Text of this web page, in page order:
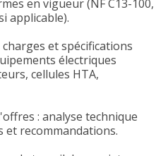
en vigueur (NF C13-100,
applicable).
et spécifications
électriques
cellules HTA,
: analyse technique
recommandations.